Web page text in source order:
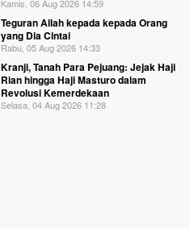
Kamis, 06 Aug 2026 14:59
Teguran Allah kepada kepada Orang
yang Dia Cintai
Rabu, 05 Aug 2026 14:33
Kranji, Tanah Para Pejuang: Jejak Haji
Rian hingga Haji Masturo dalam
Revolusi Kemerdekaan
Selasa, 04 Aug 2026 11:28